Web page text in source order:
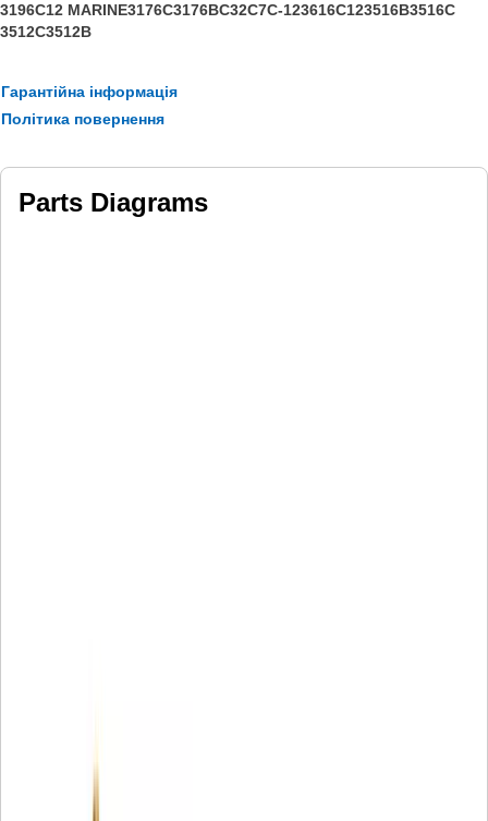
3196C12 MARINE3176C3176BC32C7C-123616C123516B3516C
3512C3512B
Гарантійна інформація
Політика повернення
Parts Diagrams